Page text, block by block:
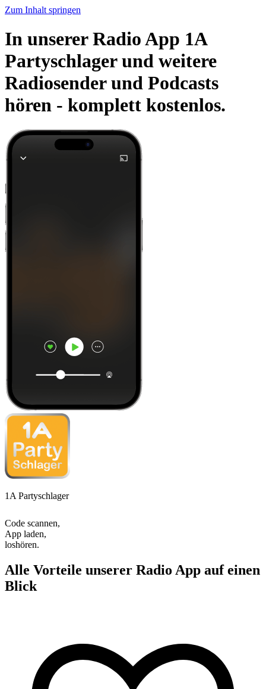
Zum Inhalt springen
In unserer Radio App 1A
Partyschlager und weitere
Radiosender und Podcasts
hören - komplett kostenlos.
1A Partyschlager
Code scannen,
App laden,
loshören.
Alle Vorteile unserer Radio App auf einen
Blick